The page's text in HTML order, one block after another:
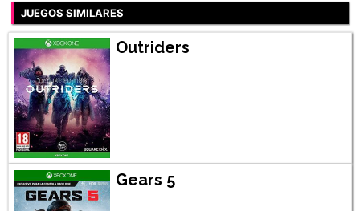
JUEGOS SIMILARES
Outriders
Gears 5